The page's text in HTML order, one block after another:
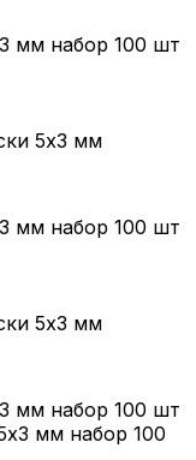
мм набор 100 шт
мм набор 100 шт
мм набор 100 шт